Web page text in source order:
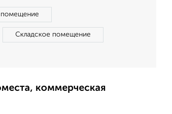
помещение
Складское помещение
коммерческая